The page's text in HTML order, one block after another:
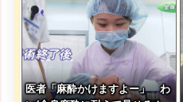
医者「麻酔かけますよー」 わ